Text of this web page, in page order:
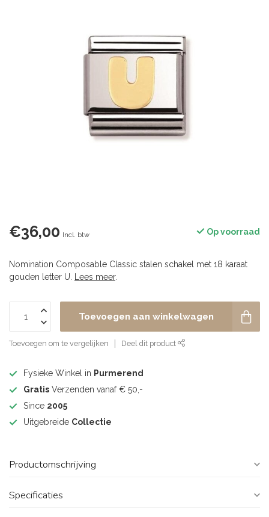
€36,00 Incl. btw Op voorraad
Nomination Composable Classic stalen schakel met 18 karaat
gouden letter U.
Lees meer.
Toevoegen aan winkelwagen
Toevoegen om te vergelijken Deel dit product
Fysieke Winkel in Purmerend
Gratis Verzenden vanaf € 50,-
Since 2005
Uitgebreide Collectie
Productomschrijving
Specificaties